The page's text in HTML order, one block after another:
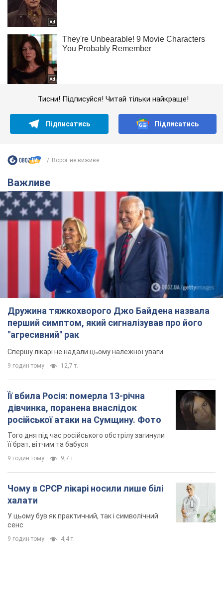
Тисни! Підписуйся! Читай тільки найкраще!
Підписатись Підписатись
Ворог не виживе...
Важливе
Дружина тяжкохворого Джо Байдена назвала
перший симптом, який сигналізував про його
"агресивний" рак
Спершу лікарі не надали цьому належної уваги
9 годин тому 12,7 т.
Її вбила Росія: померла 13-річна
дівчинка, поранена внаслідок
російської атаки на Сумщину. Фото
Того дня під час російського обстрілу загинули
її брат, вітчим та бабуся
9 годин тому 9,7 т.
Чому в СРСР лікарі носили лише білі
халати
У цьому був як практичний, так і символічний
сенс
9 годин тому 4,4 т.